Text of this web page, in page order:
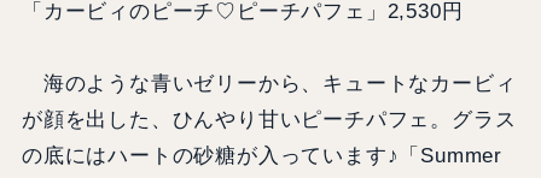
「カービィのピーチ♡ピーチパフェ」2,530円
海のような青いゼリーから、キュートなカービィ
が顔を出した、ひんやり甘いピーチパフェ。グラス
の底にはハートの砂糖が入っています♪「Summer